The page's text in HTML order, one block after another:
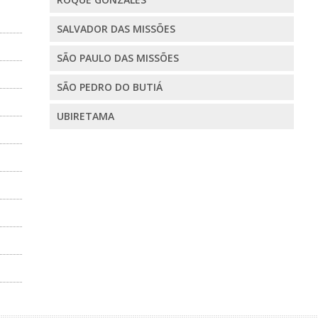
SALVADOR DAS MISSÕES
SÃO PAULO DAS MISSÕES
SÃO PEDRO DO BUTIÁ
UBIRETAMA